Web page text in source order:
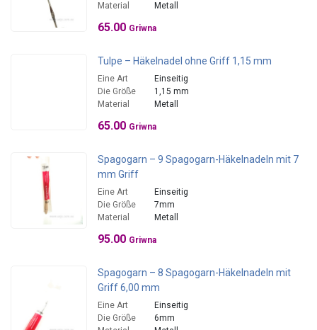
Material
Metall
65.00 Griwna
Tulpe – Häkelnadel ohne Griff 1,15 mm
Eine Art
Einseitig
Die Größe
1,15 mm
Material
Metall
65.00 Griwna
Spagogarn – 9 Spagogarn-Häkelnadeln mit 7
mm Griff
Eine Art
Einseitig
Die Größe
7mm
Material
Metall
95.00 Griwna
Spagogarn – 8 Spagogarn-Häkelnadeln mit
Griff 6,00 mm
Eine Art
Einseitig
Die Größe
6mm